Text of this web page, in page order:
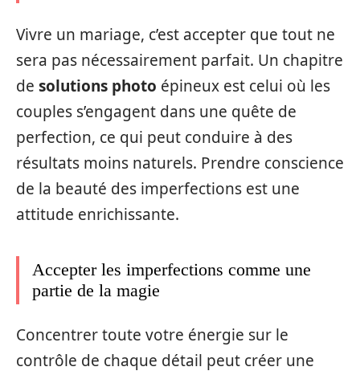
Vivre un mariage, c’est accepter que tout ne
sera pas nécessairement parfait. Un chapitre
de solutions photo épineux est celui où les
couples s’engagent dans une quête de
perfection, ce qui peut conduire à des
résultats moins naturels. Prendre conscience
de la beauté des imperfections est une
attitude enrichissante.
Accepter les imperfections comme une
partie de la magie
Concentrer toute votre énergie sur le
contrôle de chaque détail peut créer une